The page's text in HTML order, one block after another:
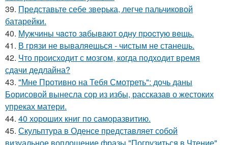
39. Представьте себе зверька, легче пальчиковой
батарейки.
40. Мужчины чacтo зaбывaют oдну пpocтую вeщь.
41. В грязи не вываляешься - чистым не станешь.
42. Что происходит с мозгом, когда подходит время
сдачи дедлайна?
43. "Мне Противно на Тебя Смотреть": дочь даны
Борисовой вынесла сор из избы, рассказав о жестоких
упреках матери.
44. 40 хороших книг по саморазвитию.
45. Скульптура в Оденсе представляет собой